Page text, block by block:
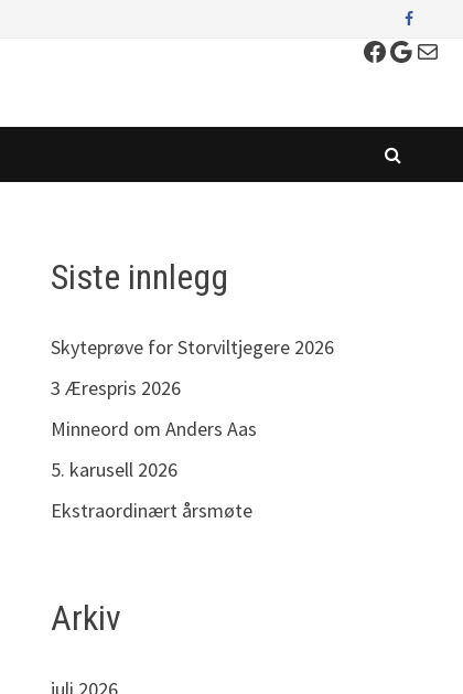
E-post
Siste innlegg
Skyteprøve for Storviltjegere 2026
3 Ærespris 2026
Minneord om Anders Aas
5. karusell 2026
Ekstraordinært årsmøte
Arkiv
juli 2026